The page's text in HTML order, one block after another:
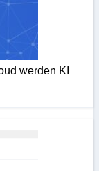
werden KI